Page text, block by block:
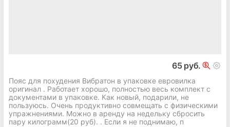
65 руб.
Пояс для похудения Вибратон в упаковке евровилка
оригинал . Работает хорошо, полностью весь комплект с
документами в упаковке. Как новый, подарили, не
пользуюсь. Очень продуктивно совмещать с физическими
упражнениями. Можно в аренду на недельку сбросить
пару килограмм(20 руб). . Если я не поднимаю, п